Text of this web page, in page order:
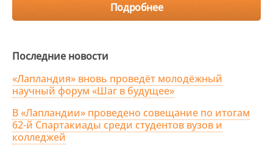
Подробнее
Последние новости
«Лапландия» вновь проведёт молодёжный
научный форум «Шаг в будущее»
В «Лапландии» проведено совещание по итогам
62-й Спартакиады среди студентов вузов и
колледжей